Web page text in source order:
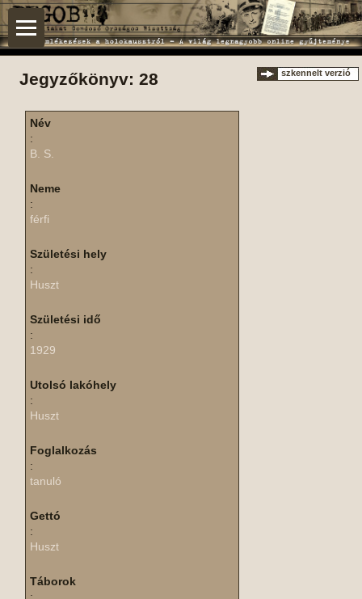
Jegyzőkönyv: 28 szkennelt verzió
Név
:
B. S.
Neme
:
férfi
Születési hely
:
Huszt
Születési idő
:
1929
Utolsó lakóhely
:
Huszt
Foglalkozás
:
tanuló
Gettó
:
Huszt
Táborok